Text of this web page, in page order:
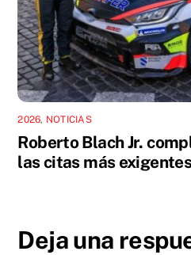
2026, NOTICIAS
Roberto Blach Jr.
las citas más
Deja una